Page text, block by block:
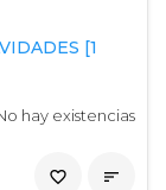
[1
hay existencias

favorite_border